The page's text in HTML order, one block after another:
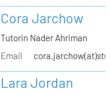
Cora Jarchow
Tutorin Nader Ahriman
Email
Lara Jordan